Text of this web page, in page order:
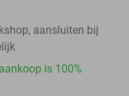
aansluiten bij
is 100%